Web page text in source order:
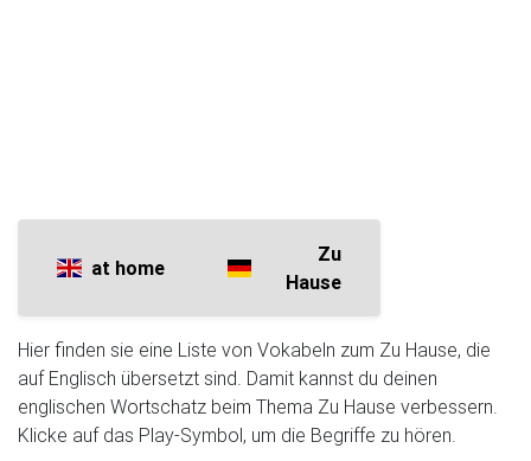
at home
Zu
Hause
Hier finden sie eine Liste von Vokabeln zum Zu Hause, die
auf Englisch übersetzt sind. Damit kannst du deinen
englischen Wortschatz beim Thema Zu Hause verbessern.
Klicke auf das Play-Symbol, um die Begriffe zu hören.